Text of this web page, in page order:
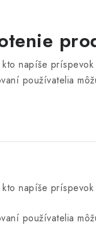
napíše
používatelia
napíše
používatelia